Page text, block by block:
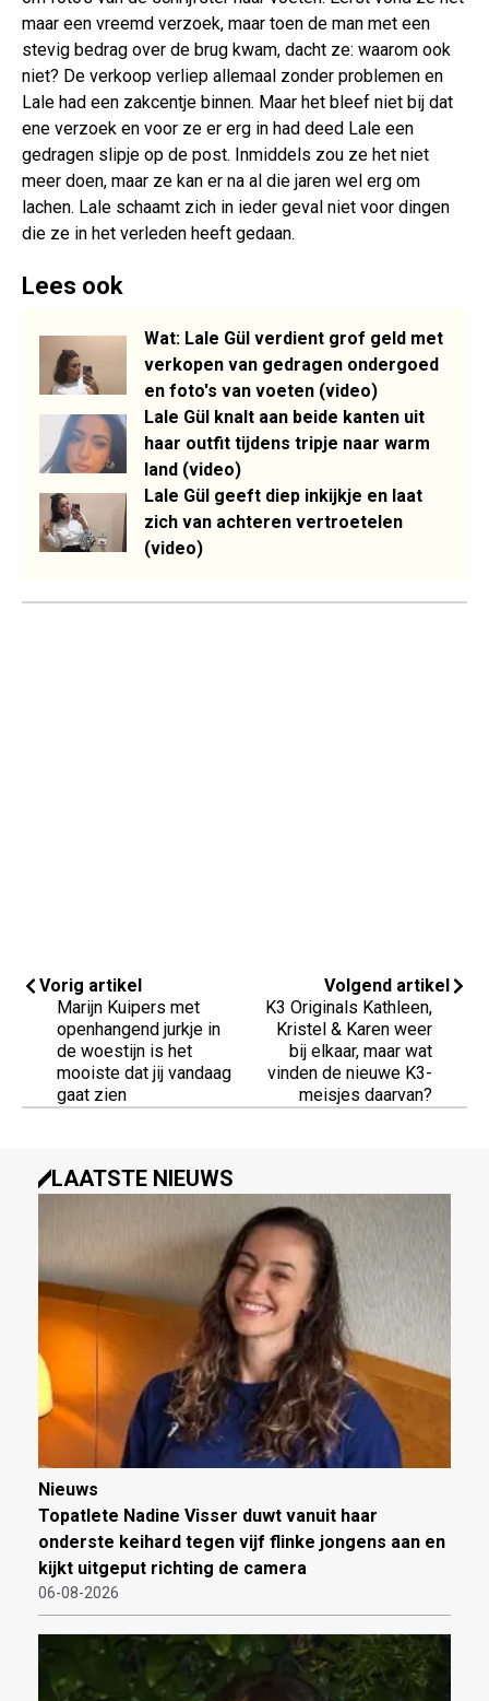
maar een vreemd verzoek, maar toen de man met een
stevig bedrag over de brug kwam, dacht ze: waarom ook
niet? De verkoop verliep allemaal zonder problemen en
Lale had een zakcentje binnen. Maar het bleef niet bij dat
ene verzoek en voor ze er erg in had deed Lale een
gedragen slipje op de post. Inmiddels zou ze het niet
meer doen, maar ze kan er na al die jaren wel erg om
lachen. Lale schaamt zich in ieder geval niet voor dingen
die ze in het verleden heeft gedaan.
Lees ook
Wat: Lale Gül verdient grof geld met
verkopen van gedragen ondergoed
en foto's van voeten (video)
Lale Gül knalt aan beide kanten uit
haar outfit tijdens tripje naar warm
land (video)
Lale Gül geeft diep inkijkje en laat
zich van achteren vertroetelen
(video)
Vorig artikel
Marijn Kuipers met
openhangend jurkje in
de woestijn is het
mooiste dat jij vandaag
gaat zien
Volgend artikel
K3 Originals Kathleen,
Kristel & Karen weer
bij elkaar, maar wat
vinden de nieuwe K3-
meisjes daarvan?
LAATSTE NIEUWS
Nieuws
Topatlete Nadine Visser duwt vanuit haar
onderste keihard tegen vijf flinke jongens aan en
kijkt uitgeput richting de camera
06-08-2026